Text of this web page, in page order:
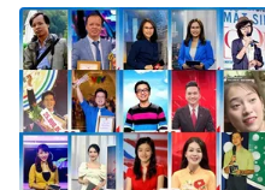
Pháp luật
Y tế
Thế giới